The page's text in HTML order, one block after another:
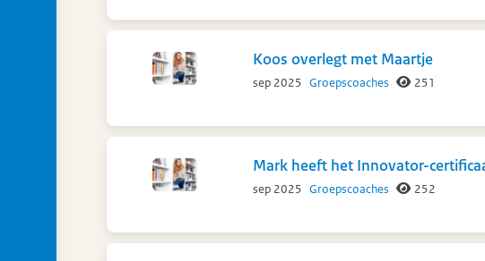
Koos overlegt met Maartje
sep 2025 Groepscoaches 251
Mark heeft het Innovator-
sep 2025 Groepscoaches 252